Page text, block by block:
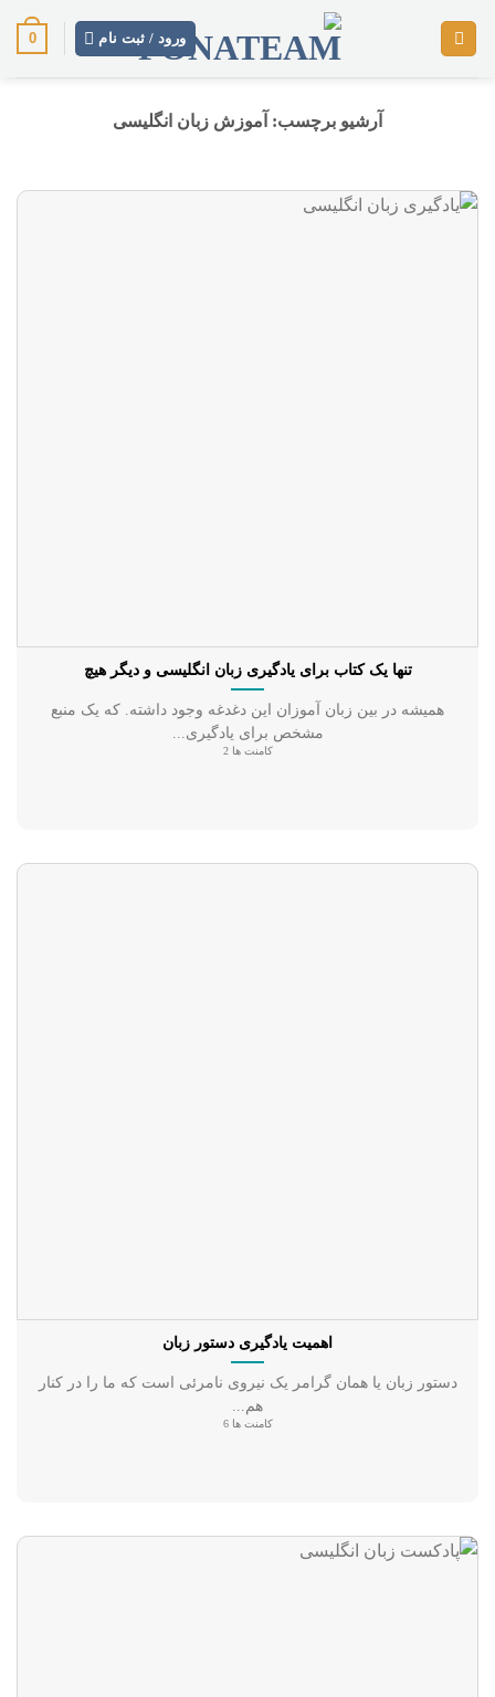
ورود / ثبت نام 0
آرشیو برچسب: آموزش زبان انگلیسی
تنها یک کتاب برای یادگیری زبان انگلیسی و دیگر هیچ
همیشه در بین زبان آموزان این دغدغه وجود داشته. که یک منبع
مشخص برای یادگیری...
کامنت ها 2
اهمیت یادگیری دستور زبان
دستور زبان یا همان گرامر یک نیروی نامرئی است که ما را در کنار
هم...
کامنت ها 6